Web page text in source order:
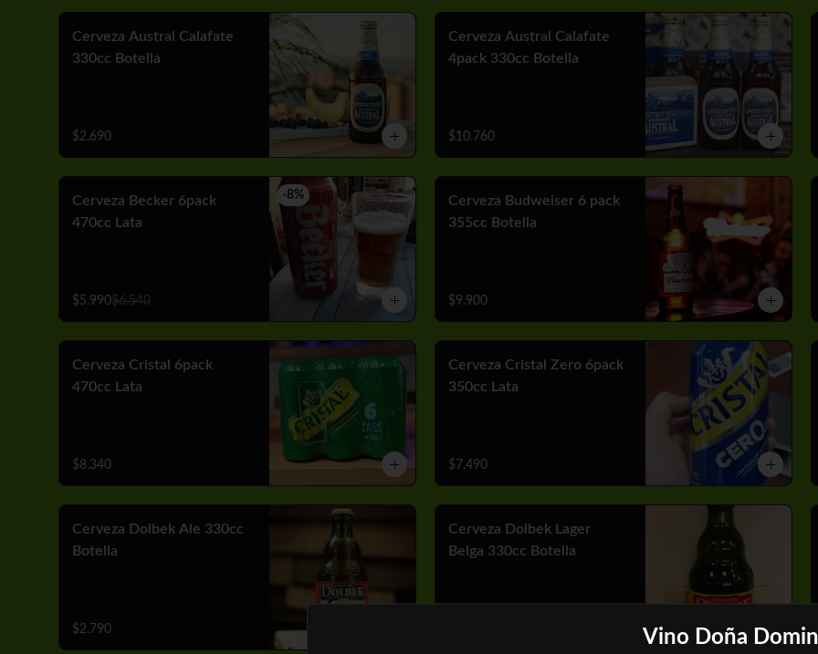
Cerveza Austral Calafate
330cc Botella
$2.690
Cerveza Austral Calafate
4pack 330cc Botella
$10.760
-8%
Cerveza Becker 6pack
470cc Lata
$5.990$6.540
Cerveza Budweiser 6 pack
355cc Botella
$9.900
Cerveza Cristal 6pack
470cc Lata
$8.340
Cerveza Cristal Zero 6pack
350cc Lata
$7.490
Cerveza Dolbek Ale 330cc
Botella
$2.790
Cerveza Dolbek Lager
Belga 330cc Botella
Vino Doña